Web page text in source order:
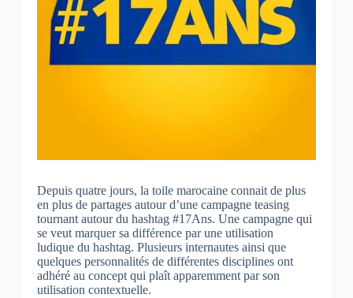
Depuis quatre jours, la toile marocaine connait de plus
en plus de partages autour d’une campagne teasing
tournant autour du hashtag #17Ans. Une campagne qui
se veut marquer sa différence par une utilisation
ludique du hashtag. Plusieurs internautes ainsi que
quelques personnalités de différentes disciplines ont
adhéré au concept qui plaît apparemment par son
utilisation contextuelle.